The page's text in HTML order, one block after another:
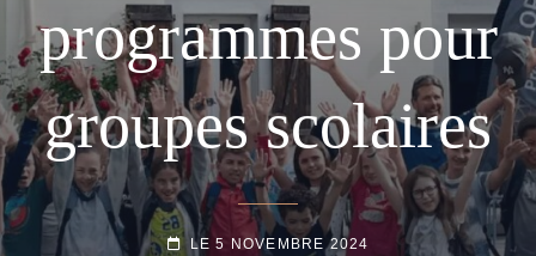
programmes pour
groupes scolaires
POSTED-
LE5 NOVEMBRE 2024